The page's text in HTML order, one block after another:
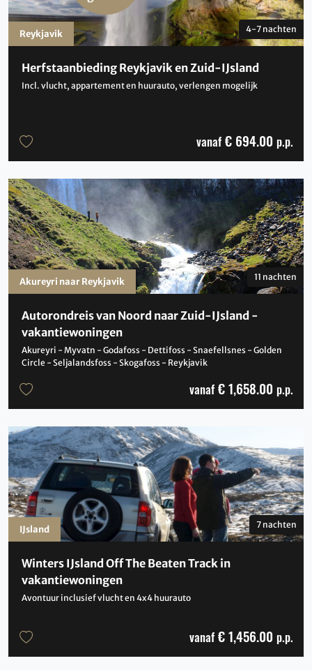
Herfstaanbieding Reykjavik en Zuid-IJsland
Incl. vlucht, appartement en huurauto, verlengen mogelijk
4-7 nachten
vanaf € 694.00 p.p.
Reykjavik
Autorondreis van Noord naar Zuid-IJsland -
vakantiewoningen
Akureyri - Myvatn - Godafoss - Dettifoss - Snaefellsnes - Golden
Circle - Seljalandsfoss - Skogafoss - Reykjavik
11 nachten
vanaf € 1,658.00 p.p.
Akureyri naar Reykjavik
Winters IJsland Off The Beaten Track in
vakantiewoningen
Avontuur inclusief vlucht en 4x4 huurauto
7 nachten
vanaf € 1,456.00 p.p.
IJsland